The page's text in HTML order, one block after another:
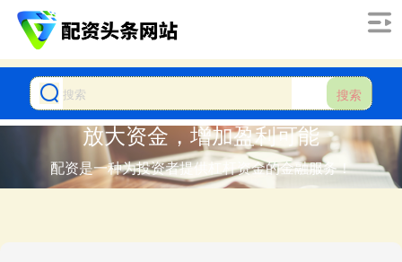
搜索
放大资金，增加盈利可能
配资是一种为投资者提供杠杆资金的金融服务！